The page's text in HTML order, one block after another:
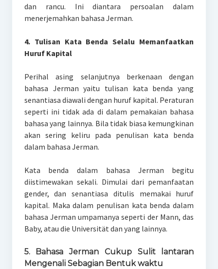
dan rancu. Ini diantara persoalan dalam
menerjemahkan bahasa Jerman.
4. Tulisan Kata Benda Selalu Memanfaatkan
Huruf Kapital
Perihal asing selanjutnya berkenaan dengan
bahasa Jerman yaitu tulisan kata benda yang
senantiasa diawali dengan huruf kapital. Peraturan
seperti ini tidak ada di dalam pemakaian bahasa
bahasa yang lainnya. Bila tidak biasa kemungkinan
akan sering keliru pada penulisan kata benda
dalam bahasa Jerman.
Kata benda dalam bahasa Jerman begitu
diistimewakan sekali. Dimulai dari pemanfaatan
gender, dan senantiasa ditulis memakai huruf
kapital. Maka dalam penulisan kata benda dalam
bahasa Jerman umpamanya seperti der Mann, das
Baby, atau die Universität dan yang lainnya.
5. Bahasa Jerman Cukup Sulit lantaran
Mengenali Sebagian Bentuk waktu